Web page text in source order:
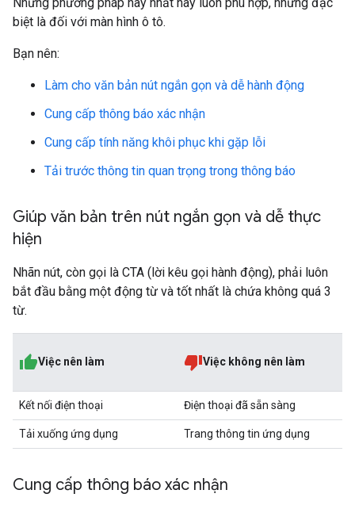
biệt là đối với màn hình ô tô.
Bạn nên:
Làm cho văn bản nút ngắn gọn và dễ hành động
Cung cấp thông báo xác nhận
Cung cấp tính năng khôi phục khi gặp lỗi
Tải trước thông tin quan trọng trong thông báo
Giúp văn bản trên nút ngắn gọn và dễ thực
hiện
Nhãn nút, còn gọi là CTA (lời kêu gọi hành động), phải luôn
bắt đầu bằng một động từ và tốt nhất là chứa không quá 3
từ.
Việc nên làm Việc không nên làm
Kết nối điện thoại Điện thoại đã sẵn sàng
Tải xuống ứng dụng Trang thông tin ứng dụng
Cung cấp thông báo xác nhận